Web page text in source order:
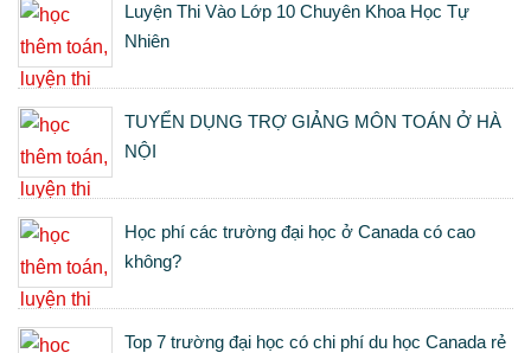
Luyện Thi Vào Lớp 10 Chuyên Khoa Học Tự
Nhiên
TUYỂN DỤNG TRỢ GIẢNG MÔN TOÁN Ở HÀ
NỘI
Học phí các trường đại học ở Canada có cao
không?
Top 7 trường đại học có chi phí du học Canada rẻ